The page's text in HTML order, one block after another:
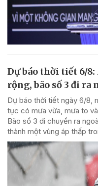
Dự báo thời tiết 6/
rộng, bão số 3 đi ra
Dự báo thời tiết ngày 6/8,
tục có mưa vừa, mưa to
Bão số 3 di chuyển ra
thành một vùng áp thấp